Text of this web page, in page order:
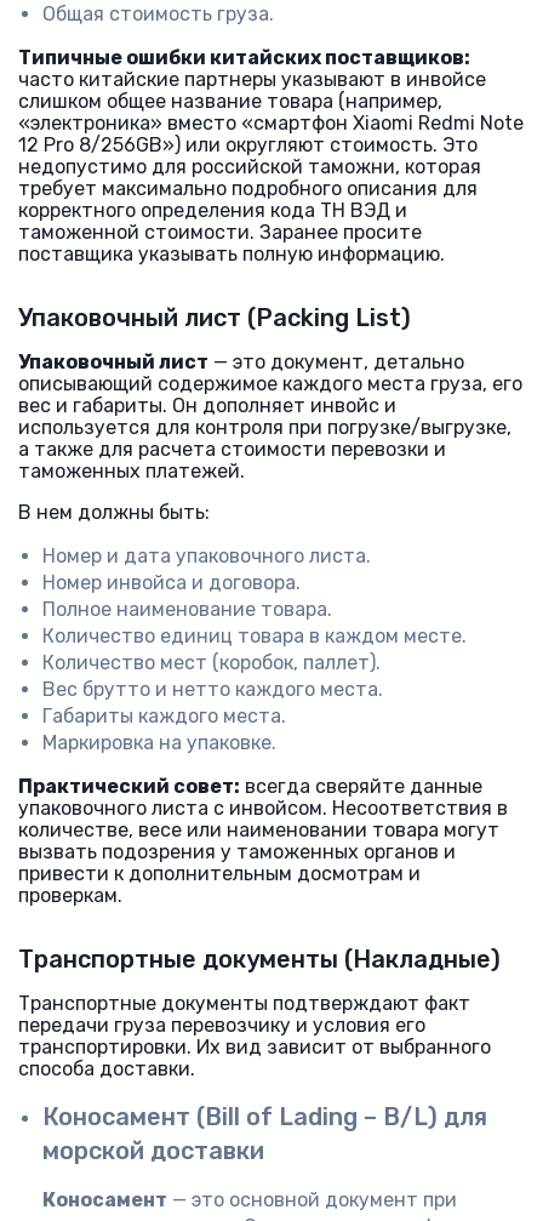
Общая стоимость груза.
Типичные ошибки китайских поставщиков:
часто китайские партнеры указывают в инвойсе
слишком общее название товара (например,
«электроника» вместо «смартфон Xiaomi Redmi Note
12 Pro 8/256GB») или округляют стоимость. Это
недопустимо для российской таможни, которая
требует максимально подробного описания для
корректного определения кода ТН ВЭД и
таможенной стоимости. Заранее просите
поставщика указывать полную информацию.
Упаковочный лист (Packing List)
Упаковочный лист — это документ, детально
описывающий содержимое каждого места груза, его
вес и габариты. Он дополняет инвойс и
используется для контроля при погрузке/выгрузке,
а также для расчета стоимости перевозки и
таможенных платежей.
В нем должны быть:
Номер и дата упаковочного листа.
Номер инвойса и договора.
Полное наименование товара.
Количество единиц товара в каждом месте.
Количество мест (коробок, паллет).
Вес брутто и нетто каждого места.
Габариты каждого места.
Маркировка на упаковке.
Практический совет: всегда сверяйте данные
упаковочного листа с инвойсом. Несоответствия в
количестве, весе или наименовании товара могут
вызвать подозрения у таможенных органов и
привести к дополнительным досмотрам и
проверкам.
Транспортные документы (Накладные)
Транспортные документы подтверждают факт
передачи груза перевозчику и условия его
транспортировки. Их вид зависит от выбранного
способа доставки.
Коносамент (Bill of Lading – B/L) для
морской доставки
Коносамент — это основной документ при